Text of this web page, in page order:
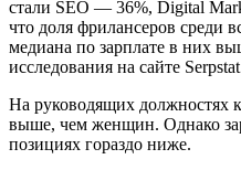
стали SEO — 36%, Digital
что доля фрилансеров среди
медиана по зарплате в них
исследования на сайте
На руководящих должностях
выше, чем женщин. Однако
позициях гораздо ниже.